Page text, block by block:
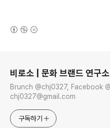
비로소 | 문화 브랜드 연구소
Brunch @chj0327, Facebook @biroso, Email :
chj0327@gmail.com
구독하기